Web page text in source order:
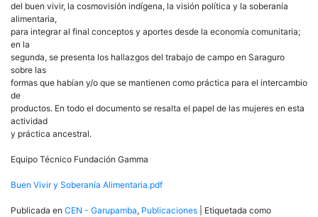
del buen vivir, la cosmovisión indígena, la visión política y la soberanía
alimentaria,
para integrar al final conceptos y aportes desde la economía comunitaria;
en la
segunda, se presenta los hallazgos del trabajo de campo en Saraguro
sobre las
formas que habían y/o que se mantienen como práctica para el intercambio
de
productos. En todo el documento se resalta el papel de las mujeres en esta
actividad
y práctica ancestral.
Equipo Técnico Fundación Gamma
Buen Vivir y Soberanía Alimentaria.pdf
Publicada en CEN - Garupamba, Publicaciones
Etiquetada como